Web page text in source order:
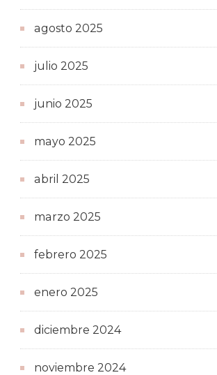
agosto 2025
julio 2025
junio 2025
mayo 2025
abril 2025
marzo 2025
febrero 2025
enero 2025
diciembre 2024
noviembre 2024